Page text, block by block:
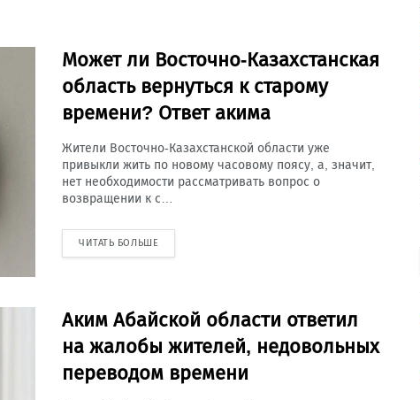
Может ли Восточно-Казахстанская
область вернуться к старому
времени? Ответ акима
Жители Восточно-Казахстанской области уже
привыкли жить по новому часовому поясу, а, значит,
нет необходимости рассматривать вопрос о
возвращении к с…
ЧИТАТЬ БОЛЬШЕ
Аким Абайской области ответил
на жалобы жителей, недовольных
переводом времени